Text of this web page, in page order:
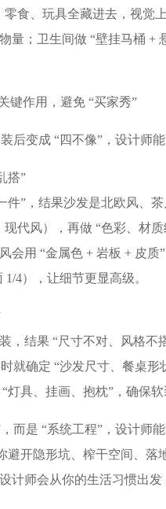
食、玩具全藏进去，视觉
量；卫生间做 “壁挂马桶 +
键作用，避免 “买家秀”​
后变成 “四不像”，设计师
搭”​
件”，结果沙发是北欧风、
代风），再做 “色彩、材
会用 “金属色 + 岩板 + 皮
4），让细节更显高级。​
，结果 “尺寸不对、风格
就确定 “沙发尺寸、餐桌
灯具、挂画、抱枕”，确保
而是 “系统工程”，设计师
避开隐形坑、榨干空间、
计师会从你的生活习惯出